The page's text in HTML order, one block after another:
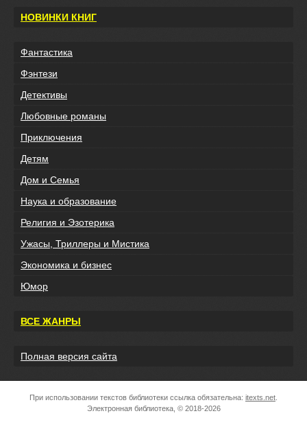
НОВИНКИ КНИГ
Фантастика
Фэнтези
Детективы
Любовные романы
Приключения
Детям
Дом и Семья
Наука и образование
Религия и Эзотерика
Ужасы, Триллеры и Мистика
Экономика и бизнес
Юмор
ВСЕ ЖАНРЫ
Полная версия сайта
При использовании текстов библиотеки ссылка обязательна: itexts.net
Электронная библиотека, © 2018-2026